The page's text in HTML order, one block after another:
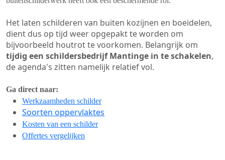
Het laten schilderen van buiten kozijnen en boeidelen,
dient dus op tijd weer opgepakt te worden om
bijvoorbeeld houtrot te voorkomen. Belangrijk om
tijdig een schildersbedrijf Mantinge in te schakelen,
de agenda's zitten namelijk relatief vol.
Ga direct naar:
Werkzaamheden schilder
Soorten oppervlaktes
Kosten van een schilder
Offertes vergelijken